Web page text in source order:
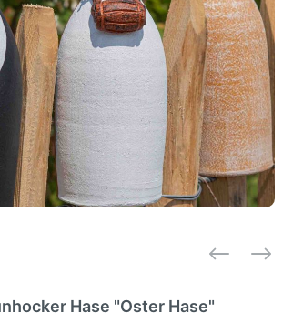
Hase "Oster Hase"